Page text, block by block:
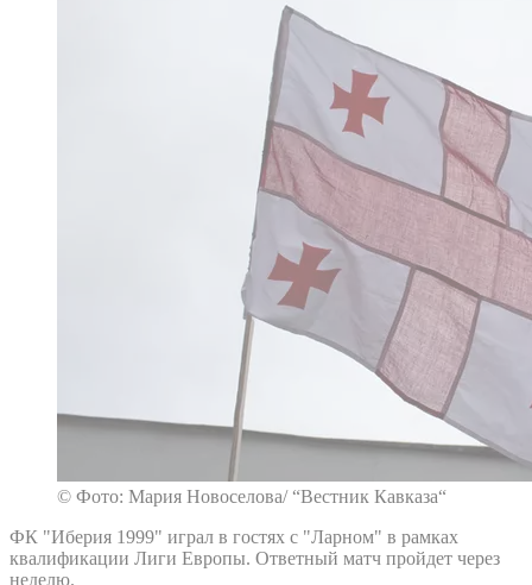
© Фото: Мария Новоселова/ “Вестник Кавказа“
ФК "Иберия 1999" играл в гостях с "Ларном" в рамках
квалификации Лиги Европы. Ответный матч пройдет через
неделю.